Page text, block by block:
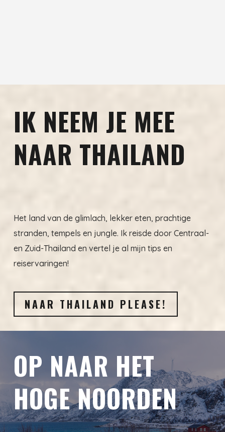
IK NEEM JE MEE
NAAR THAILAND
Het land van de glimlach, lekker eten, prachtige
stranden, tempels en jungle. Ik reisde door Centraal-
en Zuid-Thailand en vertel je al mijn tips en
reiservaringen!
NAAR THAILAND PLEASE!
OP NAAR HET
HOGE NOORDEN